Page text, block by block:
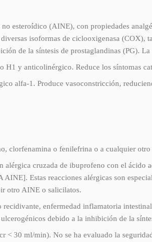
esteroídico (AINE), con propiedades
isoformas de ciclooxigenasa
de la síntesis de prostaglandinas (PG).
H1 y anticolinérgico. Reduce los síntomas
alfa-1. Produce vasoconstricción,
clorfenamina o fenilefrina o a cualquier
alérgica cruzada de ibuprofeno con el
Estas reacciones alérgicas son
otro AINE o salicilatos.
enfermedad inflamatoria
debido a la inhibición de la
< 30 ml/min). No se ha evaluado la